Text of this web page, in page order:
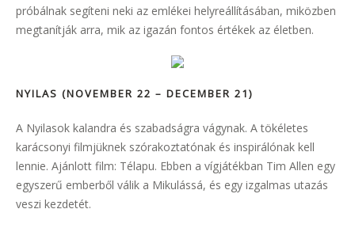
próbálnak segíteni neki az emlékei helyreállításában, miközben
megtanítják arra, mik az igazán fontos értékek az életben.
NYILAS (NOVEMBER 22 – DECEMBER 21)
A Nyilasok kalandra és szabadságra vágynak. A tökéletes
karácsonyi filmjüknek szórakoztatónak és inspirálónak kell
lennie. Ajánlott film: Télapu. Ebben a vígjátékban Tim Allen egy
egyszerű emberből válik a Mikulássá, és egy izgalmas utazás
veszi kezdetét.